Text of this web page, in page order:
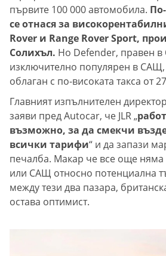
първите 100 000 автомобила.
се отнася за
Rover и Range Rover Sport,
Солихъл. Но Defender, правен в
изключително популярен в
облаган с по-високата такса от
Главният изпълнителен
заяви пред Autocar, че JLR „
възможно, за да смекчи
всички тарифи“ и да запази
печалба. Макар че все още
или САЩ относно потенциална
между тези два пазара,
остава оптимист.